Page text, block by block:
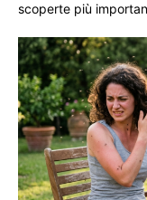
scoperte più